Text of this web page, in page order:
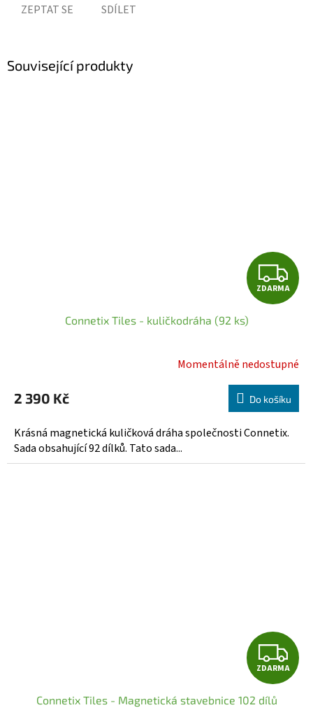
ZEPTAT SE SDÍLET
Související produkty
Z
D
R
M
A
ZDARMA
Connetix Tiles - kuličkodráha (92 ks)
produktu
5,0
z
5
Momentálně nedostupné
2 390 Kč Do košíku
Krásná magnetická kuličková dráha společnosti Connetix.
Sada obsahující 92 dílků. Tato sada...
Z
D
ZDARMA
Connetix Tiles - Magnetická stavebnice 102 dílů